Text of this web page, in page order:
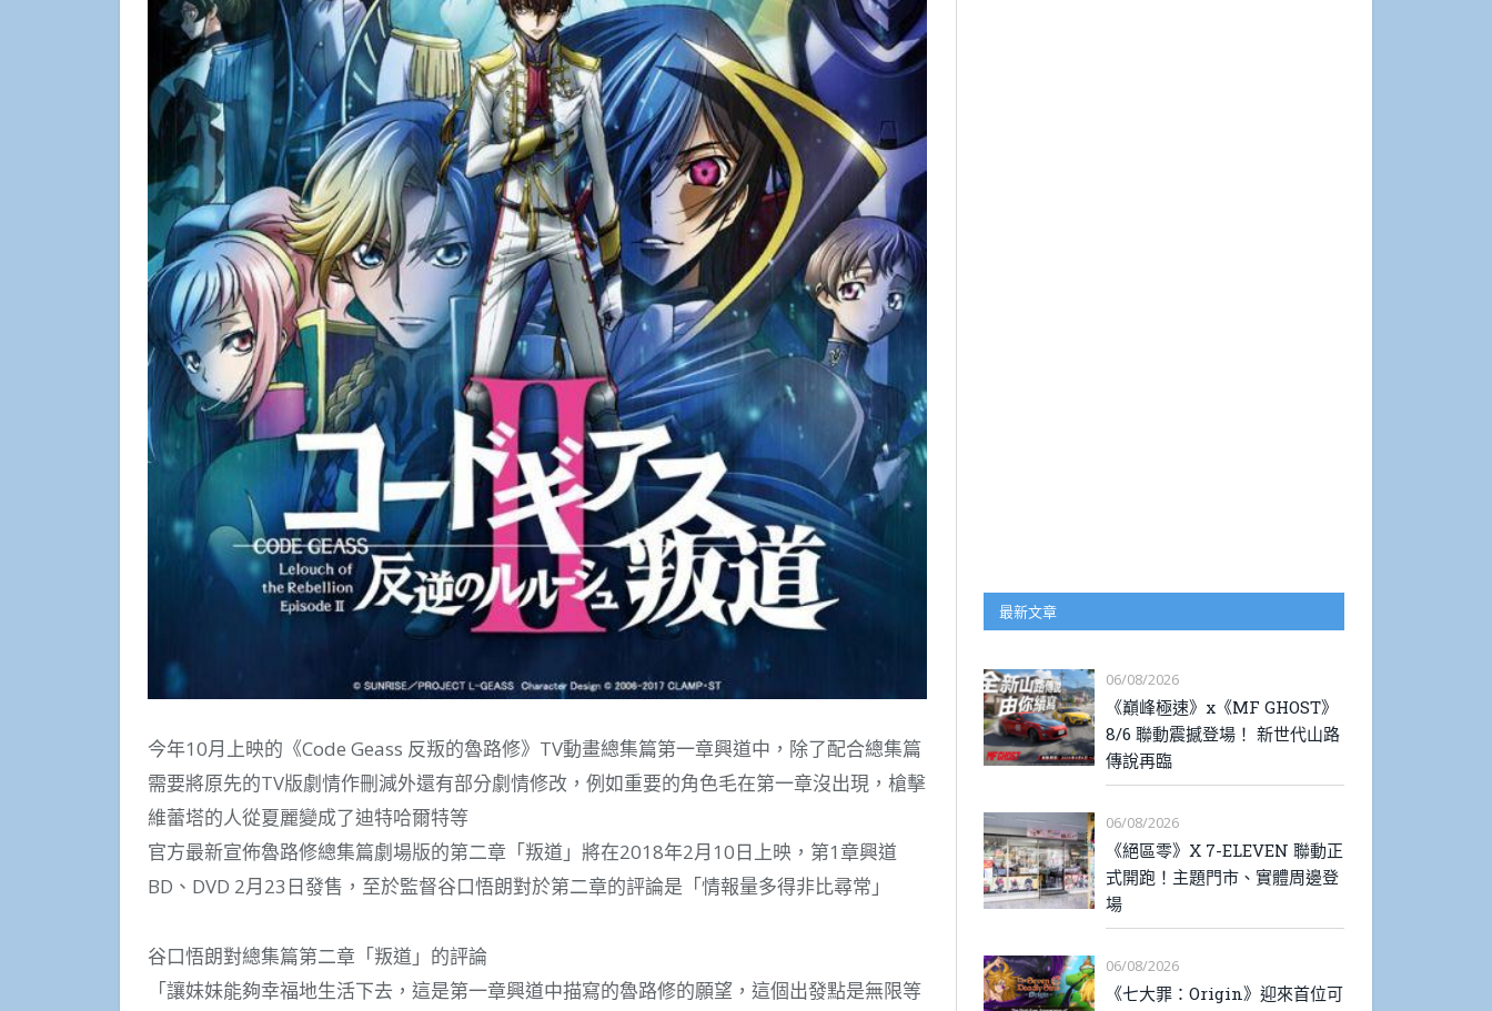
今年10月上映的《Code Geass 反叛的魯路修》TV動畫總集篇第一章興道中，除了配合總集篇
需要將原先的TV版劇情作刪減外還有部分劇情修改，例如重要的角色毛在第一章沒出現，槍擊
維蕾塔的人從夏麗變成了迪特哈爾特等
官方最新宣佈魯路修總集篇劇場版的第二章「叛道」將在2018年2月10日上映，第1章興道
BD、DVD 2月23日發售，至於監督谷口悟朗對於第二章的評論是「情報量多得非比尋常」
谷口悟朗對總集篇第二章「叛道」的評論
「讓妹妹能夠幸福地生活下去，這是第一章興道中描寫的魯路修的願望，這個出發點是無限等
最新文章
06/08/2026
《巔峰極速》x《MF GHOST》
8/6 聯動震撼登場！ 新世代山路
傳說再臨
06/08/2026
《絕區零》X 7-ELEVEN 聯動正
式開跑！主題門市、實體周邊登
場
06/08/2026
《七大罪：Origin》迎來首位可